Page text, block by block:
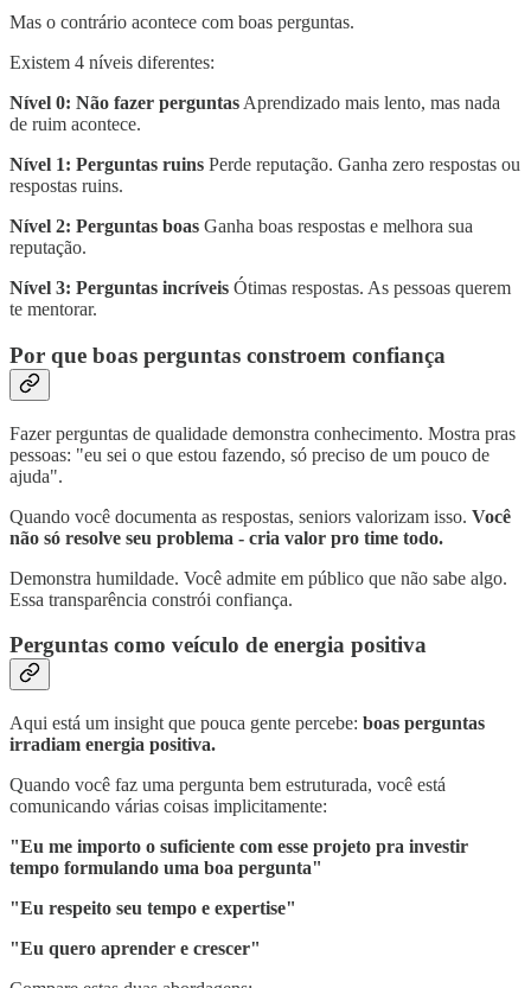
Mas o contrário acontece com boas perguntas.
Existem 4 níveis diferentes:
Nível 0: Não fazer perguntas Aprendizado mais lento, mas nada
de ruim acontece.
Nível 1: Perguntas ruins Perde reputação. Ganha zero respostas ou
respostas ruins.
Nível 2: Perguntas boas Ganha boas respostas e melhora sua
reputação.
Nível 3: Perguntas incríveis Ótimas respostas. As pessoas querem
te mentorar.
Por que boas perguntas constroem confiança
Fazer perguntas de qualidade demonstra conhecimento. Mostra pras
pessoas: "eu sei o que estou fazendo, só preciso de um pouco de
ajuda".
Quando você documenta as respostas, seniors valorizam isso. Você
não só resolve seu problema - cria valor pro time todo.
Demonstra humildade. Você admite em público que não sabe algo.
Essa transparência constrói confiança.
Perguntas como veículo de energia positiva
Aqui está um insight que pouca gente percebe: boas perguntas
irradiam energia positiva.
Quando você faz uma pergunta bem estruturada, você está
comunicando várias coisas implicitamente:
"Eu me importo o suficiente com esse projeto pra investir
tempo formulando uma boa pergunta"
"Eu respeito seu tempo e expertise"
"Eu quero aprender e crescer"